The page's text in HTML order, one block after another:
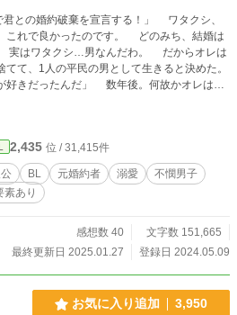
婚約破棄を宣言する！」 ワタクシ、
ームの不憫な
ん男）に一途に追いかけられ、最後に幸せに
からスタートするので、R 18まで長めです。
2,435 位 / 31,415件
BL 元婚約者 溺愛
不憫男子
素あり
感想数 40
文字数 151,665
最終更新日 2025.01.27
登録日 2024.05.09
お気に入り追加 3,950